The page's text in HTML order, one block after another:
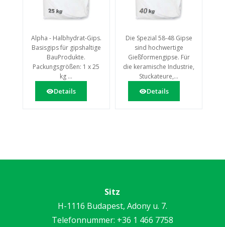
Alpha - Halbhydrat-Gips.
Basisgips für gipshaltige
BauProdukte.
Packungsgrößen: 1 x 25
kg ...
Details
Die Spezial 58-48 Gipse
sind hochwertige
Gießformengipse. Für
die keramische Industrie,
Stuckateure,...
Details
Sitz
H-1116 Budapest, Adony u. 7.
Telefonnummer: +36 1 466 7758